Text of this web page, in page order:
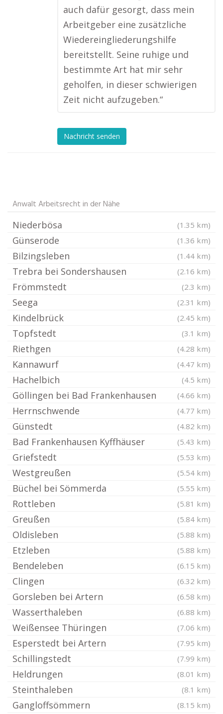
auch dafür gesorgt, dass mein
Arbeitgeber eine zusätzliche
Wiedereingliederungshilfe
bereitstellt. Seine ruhige und
bestimmte Art hat mir sehr
geholfen, in dieser schwierigen
Zeit nicht aufzugeben.“
Nachricht senden
Anwalt Arbeitsrecht in der Nähe
Niederbösa (1.35 km)
Günserode (1.36 km)
Bilzingsleben (1.44 km)
Trebra bei Sondershausen (2.16 km)
Frömmstedt (2.3 km)
Seega (2.31 km)
Kindelbrück (2.45 km)
Topfstedt (3.1 km)
Riethgen (4.28 km)
Kannawurf (4.47 km)
Hachelbich (4.5 km)
Göllingen bei Bad Frankenhausen (4.66 km)
Herrnschwende (4.77 km)
Günstedt (4.82 km)
Bad Frankenhausen Kyffhäuser (5.43 km)
Griefstedt (5.53 km)
Westgreußen (5.54 km)
Büchel bei Sömmerda (5.55 km)
Rottleben (5.81 km)
Greußen (5.84 km)
Oldisleben (5.88 km)
Etzleben (5.88 km)
Bendeleben (6.15 km)
Clingen (6.32 km)
Gorsleben bei Artern (6.58 km)
Wasserthaleben (6.88 km)
Weißensee Thüringen (7.06 km)
Esperstedt bei Artern (7.95 km)
Schillingstedt (7.99 km)
Heldrungen (8.01 km)
Steinthaleben (8.1 km)
Gangloffsömmern (8.15 km)